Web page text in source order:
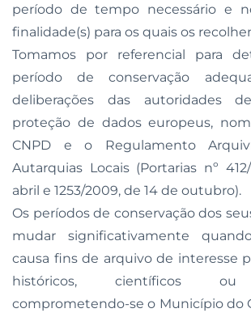
período de tempo necessário e
finalidade(s) para os quais os
Tomamos por referencial para
período de conservação
deliberações das autoridades
proteção de dados europeus,
CNPD e o Regulamento
Autarquias Locais (Portarias nº
abril e 1253/2009, de 14 de outubro).
Os períodos de conservação dos
mudar significativamente
causa fins de arquivo de interesse
históricos, científicos ou
comprometendo-se o Município do